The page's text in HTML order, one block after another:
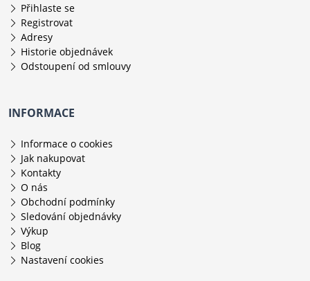
Přihlaste se
Registrovat
Adresy
Historie objednávek
Odstoupení od smlouvy
INFORMACE
Informace o cookies
Jak nakupovat
Kontakty
O nás
Obchodní podmínky
Sledování objednávky
Výkup
Blog
Nastavení cookies